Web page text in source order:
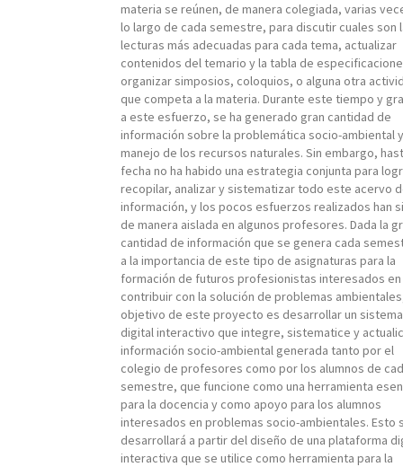
materia se reúnen, de manera colegiada, varias
lo largo de cada semestre, para discutir cuales son
lecturas más adecuadas para cada tema, actualizar
contenidos del temario y la tabla de
organizar simposios, coloquios, o alguna otra
que competa a la materia. Durante este tiempo y
a este esfuerzo, se ha generado gran cantidad de
información sobre la problemática socio-ambiental
manejo de los recursos naturales. Sin embargo,
fecha no ha habido una estrategia conjunta para
recopilar, analizar y sistematizar todo este acervo
información, y los pocos esfuerzos realizados han
de manera aislada en algunos profesores. Dada la
cantidad de información que se genera cada
a la importancia de este tipo de asignaturas para la
formación de futuros profesionistas interesados en
contribuir con la solución de problemas
objetivo de este proyecto es desarrollar un sistema
digital interactivo que integre, sistematice y
información socio-ambiental generada tanto por el
colegio de profesores como por los alumnos de
semestre, que funcione como una herramienta
para la docencia y como apoyo para los alumnos
interesados en problemas socio-ambientales. Esto
desarrollará a partir del diseño de una plataforma
interactiva que se utilice como herramienta para la